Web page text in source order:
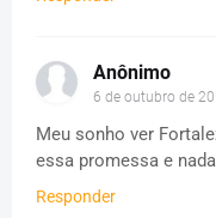
Anônimo
6 de outubro de
Meu sonho ver
essa promessa e
Responder